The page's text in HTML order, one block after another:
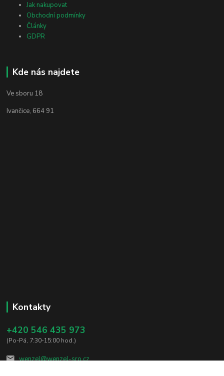
Jak nakupovat
Obchodní podmínky
Články
GDPR
Kde nás najdete
Ve sboru 18
Ivančice, 664 91
Kontakty
+420 546 435 973
(Po-Pá, 7:30-15:00 hod.)
wenzel@wenzel-sro.cz